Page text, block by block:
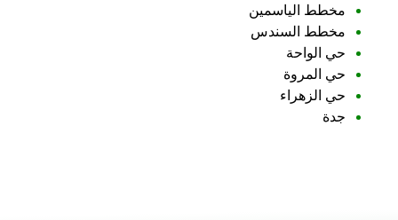
مخطط الياسمين
مخطط السندس
حي الواحة
حي المروة
حي الزهراء
جدة